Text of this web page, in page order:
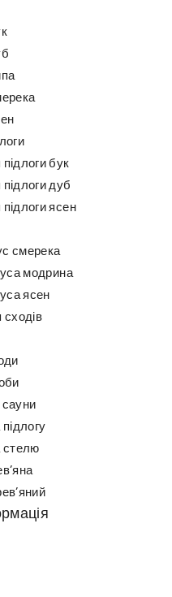
бук
дуб
ясен
смерека
модрина
ясен
сходів
стелю